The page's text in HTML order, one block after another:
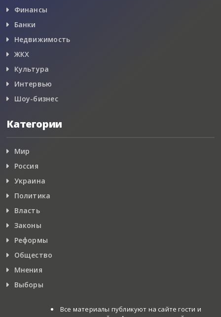
Финансы
Банки
Недвижимость
ЖКХ
Культура
Интервью
Шоу-бизнес
Категории
Мир
Россия
Украина
Политика
Власть
Законы
Реформы
Общество
Мнения
Выборы
Все материалы публикуют на сайте гости и